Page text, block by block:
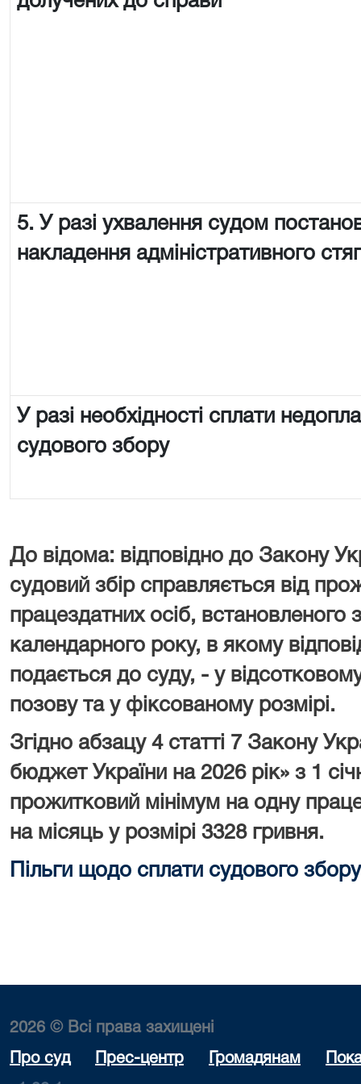
5. У разі ухвалення судом
накладення адміністративного
У разі необхідності сплати
судового збору
До відома: відповідно до Закону
судовий збір справляється від
працездатних осіб, встановленого
календарного року, в якому
подається до суду, - у
позову та у фіксованому розмірі.
Згідно абзацу 4 статті 7 Закону
бюджет України на 2026 рік» з 1
прожитковий мінімум на одну
на місяць у розмірі 3328 гривня.
Пільги щодо сплати судового збору
2026 © Всі права захищені
Про суд Прес-центр Громадянам